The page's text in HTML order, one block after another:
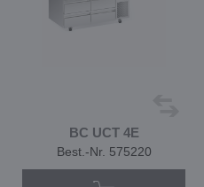
BC UCT 4E
Best.-Nr. 575220